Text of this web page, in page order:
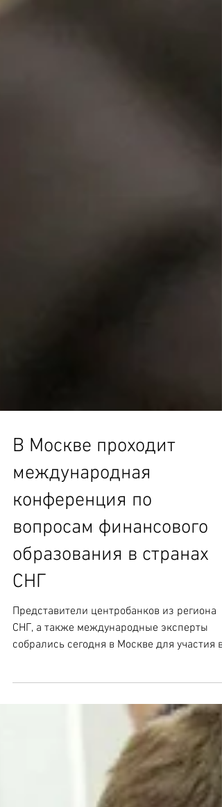
В Москве проходит
международная
конференция по
образования в странах
СНГ
Представители центробанков из региона
собрались сегодня в Москве для участия в
конференции высокого...